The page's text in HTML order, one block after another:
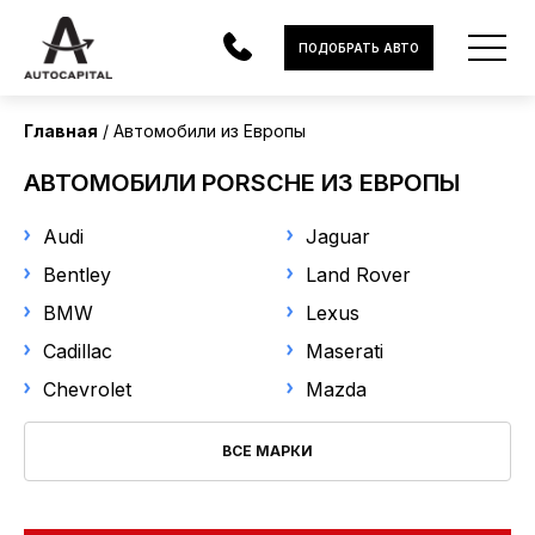
В НАЛИЧИИ
МОТОЦИКЛЫ
ЛИЗИНГ
НОВОСТИ
ПОДОБРАТЬ АВТО
Главная Автомобили из Европы
АВТОМОБИЛИ PORSCHE ИЗ ЕВРОПЫ
Audi
Bentley
BMW
Cadillac
Chevrolet
Jaguar
Land Rover
Lexus
Maserati
Mazda
ВСЕ МАРКИ
Страна поставки
Модель
Выберите модель
Год выпуска
от до